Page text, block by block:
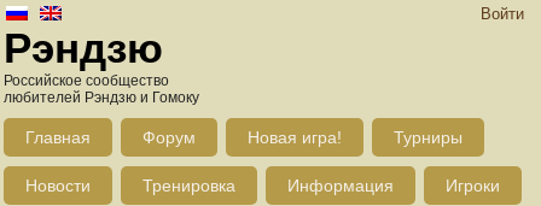
Войти
Рэндзю
Российское сообщество
любителей Рэндзю и Гомоку
Главная Форум Новая игра! Турниры
Новости Тренировка Информация Игроки